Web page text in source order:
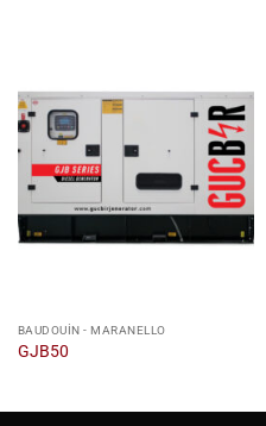
BAUDOUIN - MARANELLO
GJB50